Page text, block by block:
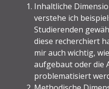
Inhaltliche
verstehe ich
Studierenden
diese recherchiert
mir auch wichtig,
aufgebaut oder die
problematisiert